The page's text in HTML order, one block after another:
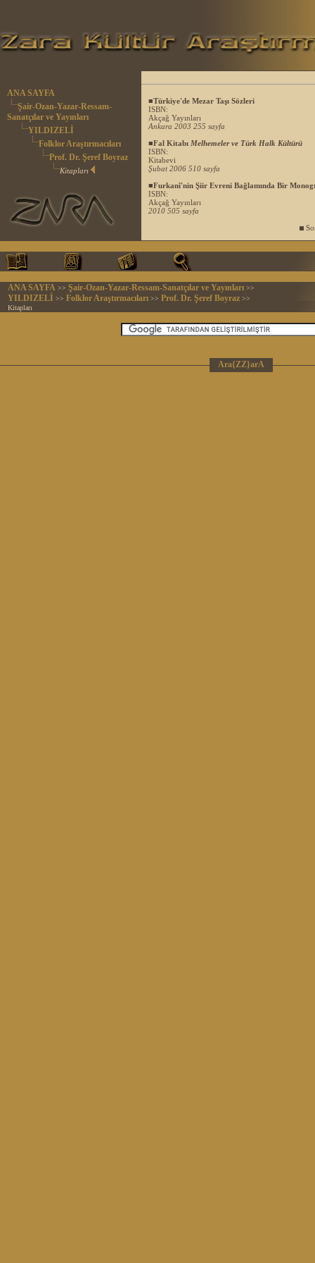
ANA SAYFA
Şair-Ozan-Yazar-Ressam-
Sanatçılar ve Yayınları
YILDIZELİ
Folklor Araştırmacıları
Prof. Dr. Şeref Boyraz
Kitapları
■Türkiye'de Mezar Taşı Sözleri
ISBN:
Akçağ Yayınları
Ankara 2003 255 sayfa
■Fal Kitabı Melhemeler ve Türk Halk Kültürü
ISBN:
Kitabevi
Şubat 2006 510 sayfa
■Furkanî'nin Şiir Evreni Bağlamında Bir
ISBN:
Akçağ Yayınları
2010 505 sayfa
ANA SAYFA >> Şair-Ozan-Yazar-Ressam-Sanatçılar ve Yayınları >>
YILDIZELİ >> Folklor Araştırmacıları >> Prof. Dr. Şeref Boyraz >>
Kitapları
Ara{ZZ}arA